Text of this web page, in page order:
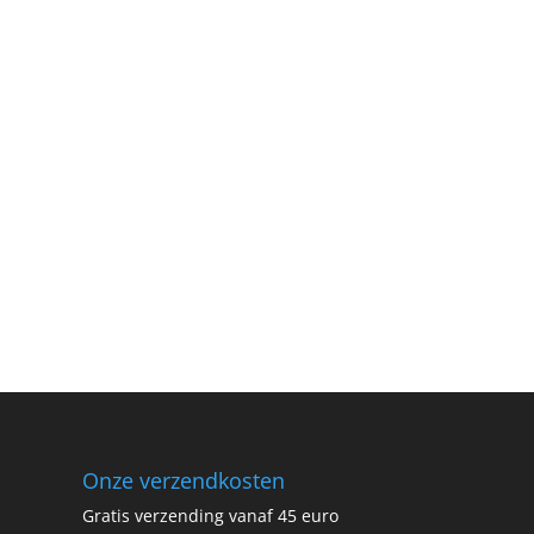
Onze verzendkosten
Gratis verzending vanaf 45 euro